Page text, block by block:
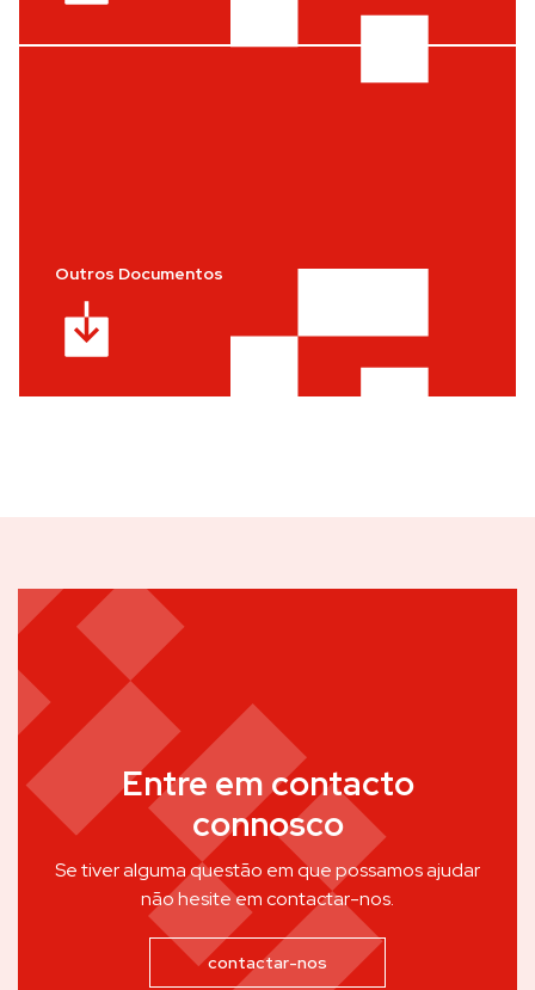
Outros Documentos
Entre em contacto
connosco
Se tiver alguma questão em que possamos ajudar
não hesite em contactar-nos.
contactar-nos